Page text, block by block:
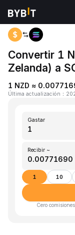
Inicio NZD to SOL
Convertir 1
Zelanda) a
1 NZD ≈
Última actualización ：
Gastar
Recibir ~
1 10
Cero